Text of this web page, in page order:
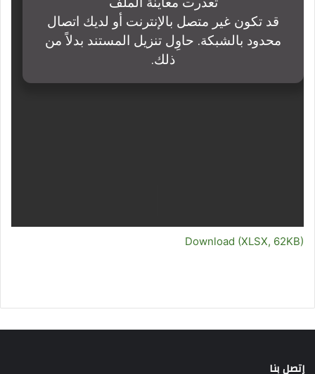
Download (XLSX, 62KB)
إتصل بنا